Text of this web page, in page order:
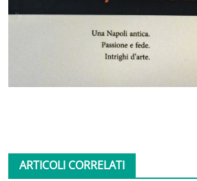
ARTICOLI CORRELATI